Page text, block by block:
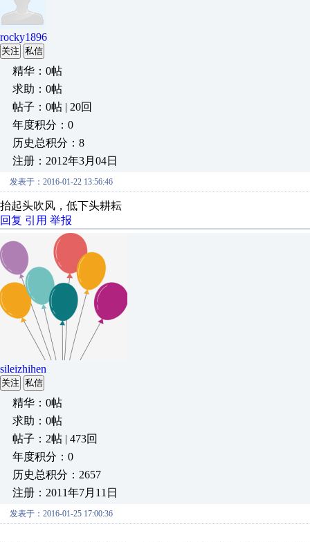
rocky1896
关注 私信
精华：0帖
求助：0帖
帖子：0帖 | 20回
年度积分：0
历史总积分：8
注册：2012年3月04日
发表于：2016-01-22 13:56:46
抬起头吹风，低下头耕耘
回复 引用 举报
sileizhihen
关注 私信
精华：0帖
求助：0帖
帖子：2帖 | 473回
年度积分：0
历史总积分：2657
注册：2011年7月11日
发表于：2016-01-25 17:00:36